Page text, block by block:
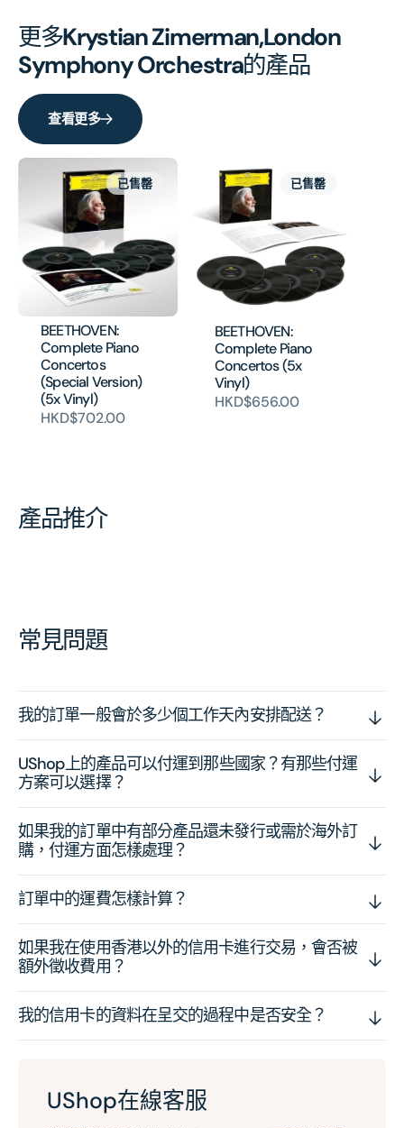
更多Krystian Zimerman,London
Symphony Orchestra的產品
查看更多
BEETHOVEN:
Complete Piano
Concertos
(Special Version)
(5x Vinyl)
HKD$702.00
已售罄
BEETHOVEN:
Complete Piano
Concertos (5x
Vinyl)
HKD$656.00
已售罄
產品推介
常見問題
我的訂單一般會於多少個工作天內安排配送？
UShop上的產品可以付運到那些國家？有那些付運
方案可以選擇？
如果我的訂單中有部分產品還未發行或需於海外訂
購，付運方面怎樣處理？
訂單中的運費怎樣計算？
如果我在使用香港以外的信用卡進行交易，會否被
額外徵收費用？
我的信用卡的資料在呈交的過程中是否安全？
UShop在線客服